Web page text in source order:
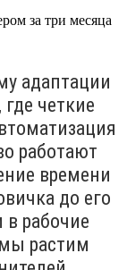
адаптации
четкие
работают
времени
до его
в рабочие
растим